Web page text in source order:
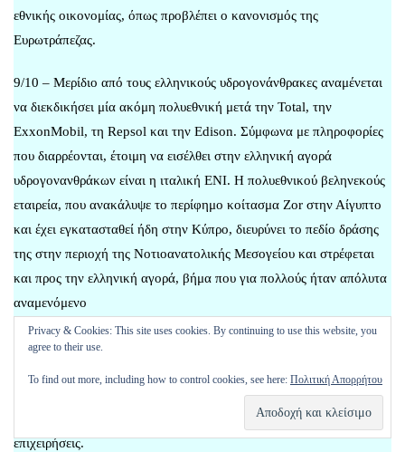
εθνικής οικονομίας, όπως προβλέπει ο κανονισμός της
Ευρωτράπεζας.
9/10 – Μερίδιο από τους ελληνικούς υδρογονάνθρακες αναμένεται
να διεκδικήσει μία ακόμη πολυεθνική μετά την Total, την
ExxonΜobil, τη Repsol και την Edison. Σύμφωνα με πληροφορίες
που διαρρέονται, έτοιμη να εισέλθει στην ελληνική αγορά
υδρογονανθράκων είναι η ιταλική ΕΝΙ. Η πολυεθνικού βεληνεκούς
εταιρεία, που ανακάλυψε το περίφημο κοίτασμα Zor στην Αίγυπτο
και έχει εγκατασταθεί ήδη στην Κύπρο, διευρύνει το πεδίο δράσης
της στην περιοχή της Νοτιοανατολικής Μεσογείου και στρέφεται
και προς την ελληνική αγορά, βήμα που για πολλούς ήταν απόλυτα
αναμενόμενο
8/10 – Μειώθηκε η απασχόληση στις ΗΠΑ τον Σεπτέμβριο, πρώτη
«Ιρμα» και «Χάρβεϊ», που καθυστέρησαν τις προσλήψεις και
άφησαν προσωρινά εκτός αγοράς εργαζόμενους σε αρκετές
επιχειρήσεις.
Privacy & Cookies: This site uses cookies. By continuing to use this website, you
agree to their use.
To find out more, including how to control cookies, see here: Πολιτική Απορρήτου